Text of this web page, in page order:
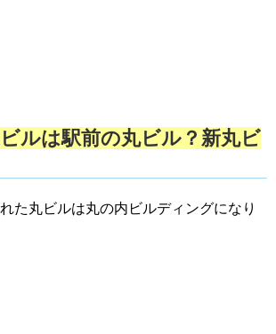
ルは駅前の丸ビル？新丸ビ
た丸ビルは丸の内ビルディングになり